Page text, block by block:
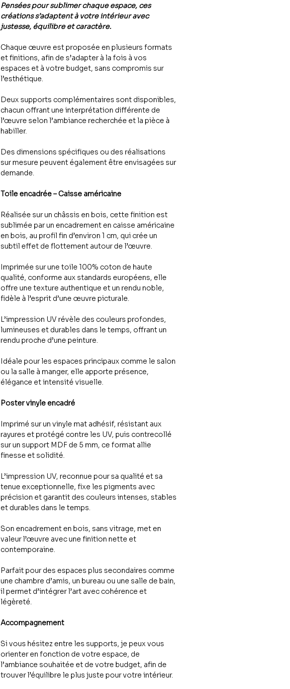
Pensées pour sublimer chaque espace, ces
créations s’adaptent à votre intérieur avec
justesse, équilibre et caractère.
Chaque œuvre est proposée en plusieurs formats
et finitions, afin de s’adapter à la fois à vos
espaces et à votre budget, sans compromis sur
l’esthétique.
Deux supports complémentaires sont disponibles,
chacun offrant une interprétation différente de
l’œuvre selon l’ambiance recherchée et la pièce à
habiller.
Des dimensions spécifiques ou des réalisations
sur mesure peuvent également être envisagées sur
demande.
Toile encadrée – Caisse américaine
Réalisée sur un châssis en bois, cette finition est
sublimée par un encadrement en caisse américaine
en bois, au profil fin d’environ 1 cm, qui crée un
subtil effet de flottement autour de l’œuvre.
Imprimée sur une toile 100% coton de haute
qualité, conforme aux standards européens, elle
offre une texture authentique et un rendu noble,
fidèle à l’esprit d’une œuvre picturale.
L’impression UV révèle des couleurs profondes,
lumineuses et durables dans le temps, offrant un
rendu proche d’une peinture.
Idéale pour les espaces principaux comme le salon
ou la salle à manger, elle apporte présence,
élégance et intensité visuelle.
Poster vinyle encadré
Imprimé sur un vinyle mat adhésif, résistant aux
rayures et protégé contre les UV, puis contrecollé
sur un support MDF de 5 mm, ce format allie
finesse et solidité.
L’impression UV, reconnue pour sa qualité et sa
tenue exceptionnelle, fixe les pigments avec
précision et garantit des couleurs intenses, stables
et durables dans le temps.
Son encadrement en bois, sans vitrage, met en
valeur l’œuvre avec une finition nette et
contemporaine.
Parfait pour des espaces plus secondaires comme
une chambre d’amis, un bureau ou une salle de bain,
il permet d’intégrer l’art avec cohérence et
légèreté.
Accompagnement
Si vous hésitez entre les supports, je peux vous
orienter en fonction de votre espace, de
l’ambiance souhaitée et de votre budget, afin de
trouver l’équilibre le plus juste pour votre intérieur.